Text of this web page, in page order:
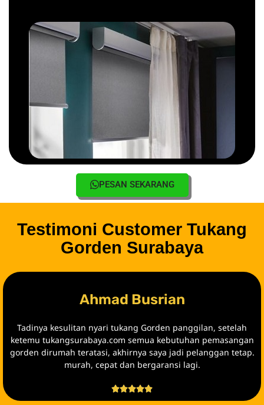
PESAN SEKARANG
Testimoni Customer Tukang
Gorden Surabaya
Ahmad Busrian
Tadinya kesulitan nyari tukang Gorden panggilan, setelah
ketemu tukangsurabaya.com semua kebutuhan pemasangan
gorden dirumah teratasi, akhirnya saya jadi pelanggan tetap.
murah, cepat dan bergaransi lagi.
